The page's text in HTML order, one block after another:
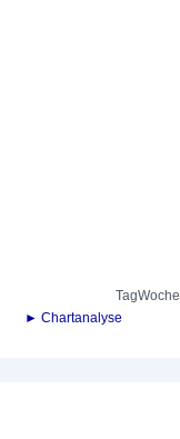
TagWoche
► Chartanalyse